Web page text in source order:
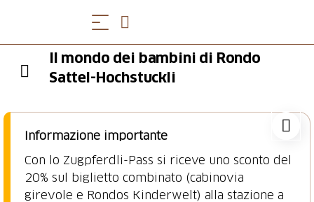
Il mondo dei bambini di Rondo
Sattel-Hochstuckli
Informazione importante
Con lo Zugpferdli-Pass si riceve uno sconto del
20% sul biglietto combinato (cabinovia
girevole e Rondos Kinderwelt) alla stazione a